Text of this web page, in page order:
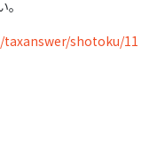
shotoku/11